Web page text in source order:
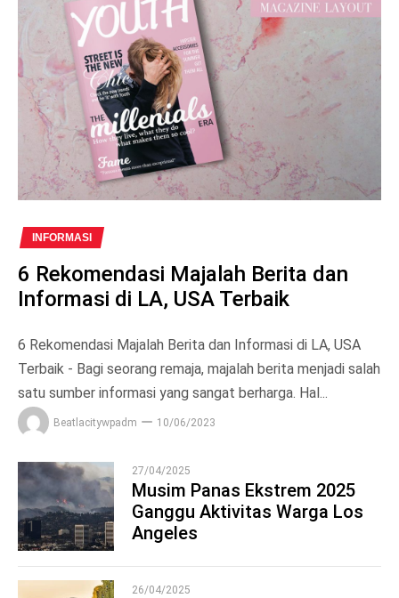
INFORMASI
6 Rekomendasi Majalah Berita dan
Informasi di LA, USA Terbaik
6 Rekomendasi Majalah Berita dan Informasi di LA, USA
Terbaik - Bagi seorang remaja, majalah berita menjadi salah
satu sumber informasi yang sangat berharga. Hal...
Beatlacitywpadm 10/06/2023
1
27/04/2025
Musim Panas Ekstrem 2025
Ganggu Aktivitas Warga Los
Angeles
26/04/2025